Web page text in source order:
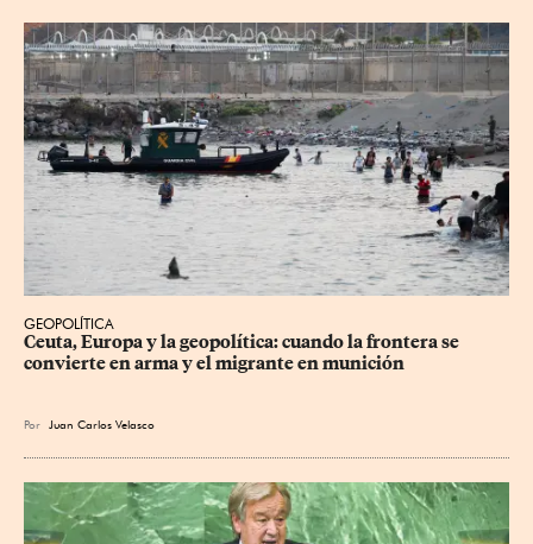
GEOPOLÍTICA
Ceuta, Europa y la geopolítica: cuando la frontera se
convierte en arma y el migrante en munición
Por Juan Carlos Velasco